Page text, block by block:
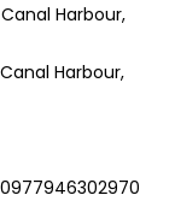
Harbour,
Harbour,